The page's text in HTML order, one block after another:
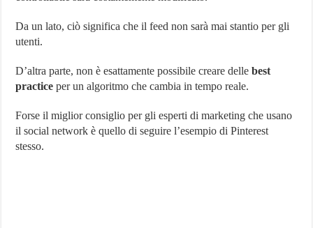
Da un lato, ciò significa che il feed non sarà mai stantio per gli
utenti.
D’altra parte, non è esattamente possibile creare dellebest
practice per un algoritmo che cambia in tempo reale.
Forse il miglior consiglio per gli esperti di marketing che usano
il social network è quello di seguire l’esempio di Pinterest
stesso.